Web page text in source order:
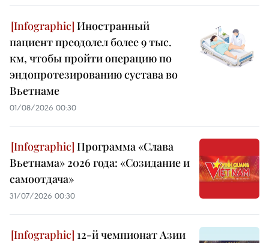
Иностранный
пациент преодолел более 9 тыс.
км, чтобы пройти операцию по
эндопротезированию сустава во
Вьетнаме
01/08/2026 00:30
Программа «Слава
Вьетнама» 2026 года: «Созидание и
самоотдача»
31/07/2026 00:30
12-й чемпионат Азии